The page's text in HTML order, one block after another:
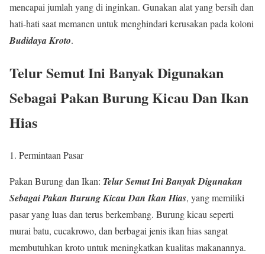
mencapai jumlah yang di inginkan. Gunakan alat yang bersih dan
hati-hati saat memanen untuk menghindari kerusakan pada koloni
Budidaya Kroto.
Telur Semut Ini Banyak Digunakan
Sebagai Pakan Burung Kicau Dan Ikan
Hias
1. Permintaan Pasar
Pakan Burung dan Ikan: Telur Semut Ini Banyak Digunakan
Sebagai Pakan Burung Kicau Dan Ikan Hias, yang memiliki
pasar yang luas dan terus berkembang. Burung kicau seperti
murai batu, cucakrowo, dan berbagai jenis ikan hias sangat
membutuhkan kroto untuk meningkatkan kualitas makanannya.